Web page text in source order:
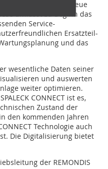
wir die neue
umfasst zu Beginn das
Service-
Ersatzteil-
und das
wesentliche Daten seiner
und auswerten
weiter optimieren.
CONNECT ist es,
Zustand der
den kommenden Jahren
Technologie auch
Die Digitalisierung bietet
der REMONDIS